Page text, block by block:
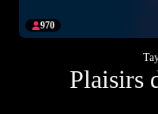
970
Plaisirs